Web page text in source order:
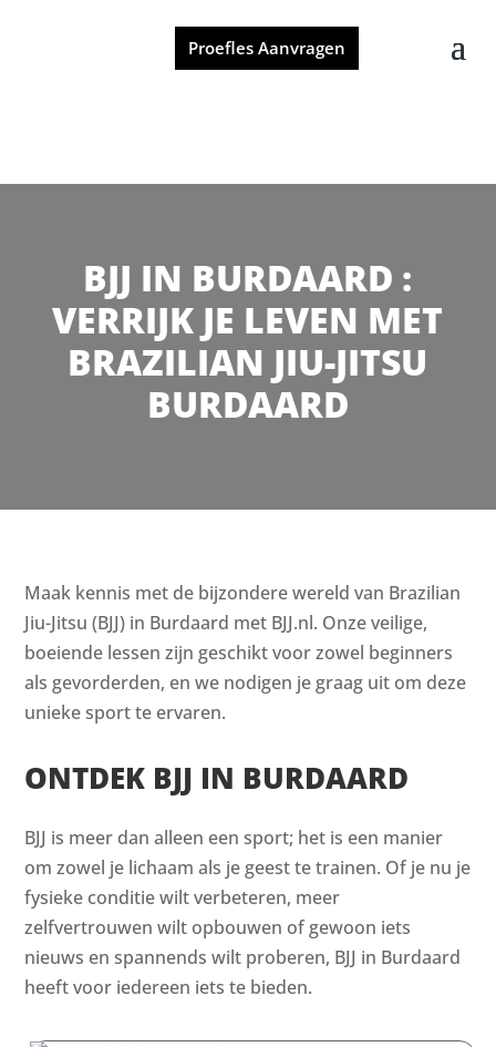
Proefles Aanvragen
BJJ IN BURDAARD :
VERRIJK JE LEVEN MET
BRAZILIAN JIU-JITSU
BURDAARD
Maak kennis met de bijzondere wereld van Brazilian
Jiu-Jitsu (BJJ) in Burdaard met BJJ.nl. Onze veilige,
boeiende lessen zijn geschikt voor zowel beginners
als gevorderden, en we nodigen je graag uit om deze
unieke sport te ervaren.
ONTDEK BJJ IN BURDAARD
BJJ is meer dan alleen een sport; het is een manier
om zowel je lichaam als je geest te trainen. Of je nu je
fysieke conditie wilt verbeteren, meer
zelfvertrouwen wilt opbouwen of gewoon iets
nieuws en spannends wilt proberen, BJJ in Burdaard
heeft voor iedereen iets te bieden.